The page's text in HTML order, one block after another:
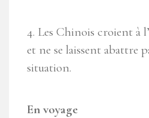
4. Les Chinois croient à
et ne se laissent abattre
situation.
En voyage